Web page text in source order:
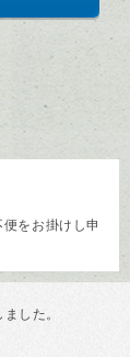
をお掛けし申
した。